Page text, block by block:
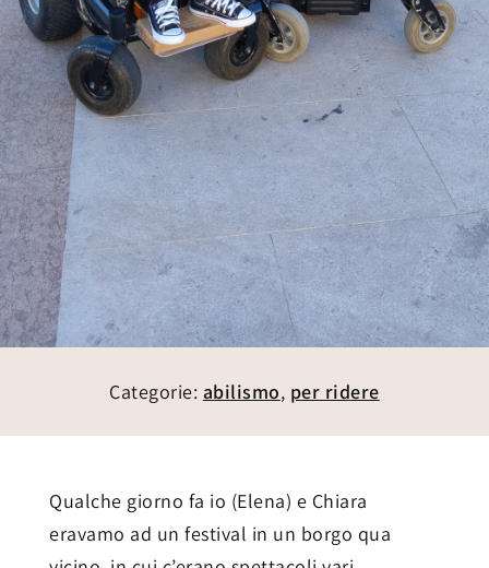
Categorie: abilismo, per ridere
Qualche giorno fa io (Elena) e Chiara
eravamo ad un festival in un borgo qua